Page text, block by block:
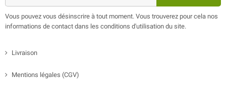
Vous pouvez vous désinscrire à tout moment. Vous trouverez pour cela nos
informations de contact dans les conditions d'utilisation du site.
Livraison
Mentions légales (CGV)